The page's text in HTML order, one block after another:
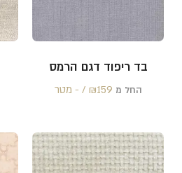
בד ריפוד דגם הרמס
החל מ ₪159 /‏‏‎ ‎- מטר